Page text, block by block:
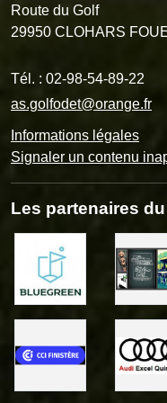
Route du Golf
29950 CLOHARS
Tél. : 02-98-54-89-22
as.golfodet@orange.fr
Informations légales
Signaler un contenu
Les partenaires